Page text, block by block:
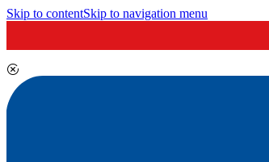
Skip to contentSkip to navigation menu